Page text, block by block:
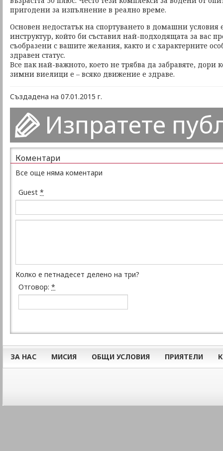
пригодени за изпълнение в реално време.
Основен недостатък на спортуването в домашни условия
инструктур, който би съставил най-подходящата за вас
съобразени с вашите желания, както и с характерните
здравен статус.
Все пак най-важното, което не трябва да забравяте, дори
зимни виелици е – всяко движение е здраве.
Създадена на 07.01.2015 г.
Изпратете
Коментари
Все още няма коментари
Guest *
Колко е петнадесет делено на три?
Отговор: *
ЗА НАС МИСИЯ ОБЩИ УСЛОВИЯ ПРИЯТЕЛИ